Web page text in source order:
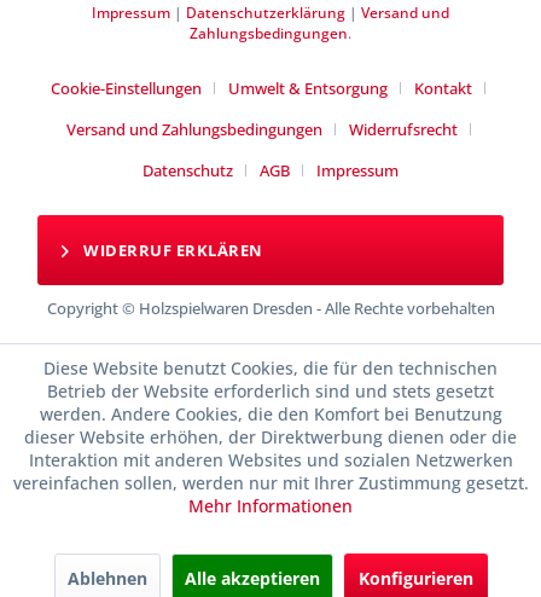
Impressum | Datenschutzerklärung | Versand und
Zahlungsbedingungen.
Cookie-Einstellungen Umwelt & Entsorgung
Kontakt
Versand und Zahlungsbedingungen
Widerrufsrecht
Datenschutz
AGB Impressum
WIDERRUF ERKLÄREN
Copyright © Holzspielwaren Dresden - Alle Rechte vorbehalten
Diese Website benutzt Cookies, die für den technischen
Betrieb der Website erforderlich sind und stets gesetzt
werden. Andere Cookies, die den Komfort bei Benutzung
dieser Website erhöhen, der Direktwerbung dienen oder die
Interaktion mit anderen Websites und sozialen Netzwerken
vereinfachen sollen, werden nur mit Ihrer Zustimmung gesetzt.
Mehr Informationen
Ablehnen Alle akzeptieren Konfigurieren